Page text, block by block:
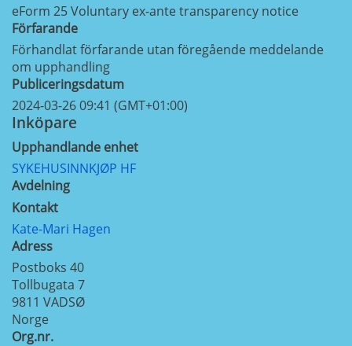
eForm 25 Voluntary ex-ante transparency notice
Förfarande
Förhandlat förfarande utan föregående meddelande
om upphandling
Publiceringsdatum
2024-03-26 09:41 (GMT+01:00)
Inköpare
Upphandlande enhet
SYKEHUSINNKJØP HF
Avdelning
Kontakt
Kate-Mari Hagen
Adress
Postboks 40
Tollbugata 7
9811 VADSØ
Norge
Org.nr.